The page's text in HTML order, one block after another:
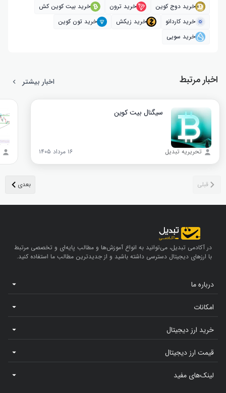
خرید دوج کوین
خرید ترون
خرید بیت کوین کش
خرید کاردانو
خرید زیکش
خرید تون کوین
خرید سویی
اخبار مرتبط اخبار بیشتر
سیگنال بیت‌ کوین
تحریریه تبدیل ۱۶ مرداد ۱۴۰۵
در آکادمی تبدیل، می‌توانید به انواع آموزش‌ها و مطالب پایه‌ای و تخصصی مرتبط
با ارزهای دیجیتال دسترسی داشته باشید و از جدیدترین مطالب ما استفاده کنید.
درباره ما
امکانات
خرید ارز دیجیتال
قیمت ارز دیجیتال
لینک‌های مفید